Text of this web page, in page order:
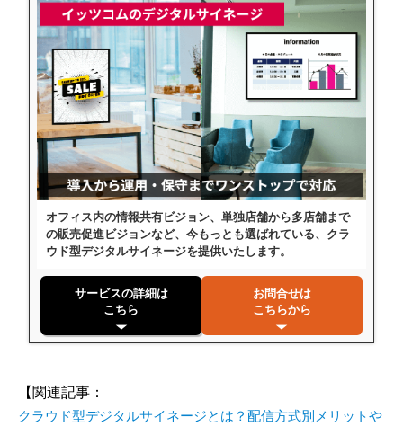
オフィス内の情報共有ビジョン、単独店舗から多店舗まで
の販売促進ビジョンなど、今もっとも選ばれている、クラ
ウド型デジタルサイネージを提供いたします。
サービスの詳細は
こちら
お問合せは
こちらから
【関連記事：
クラウド型デジタルサイネージとは？配信方式別メリットや